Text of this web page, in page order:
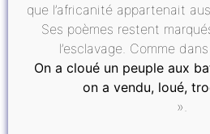
que l’africanité appartenait
Ses poèmes restent
l’esclavage. Comme
On a cloué un peuple aux
on a vendu, loué,
».